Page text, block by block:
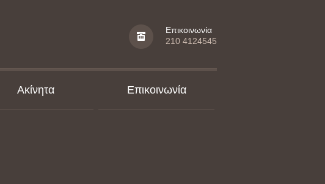
Επικοινωνία
210 4124545
Ακίνητα Επικοινωνία